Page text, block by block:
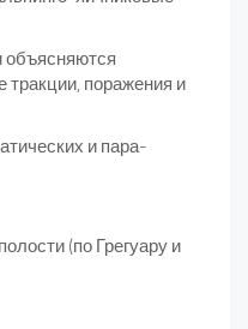
объясняются
поражения и
и пара-
(по Грегуару и